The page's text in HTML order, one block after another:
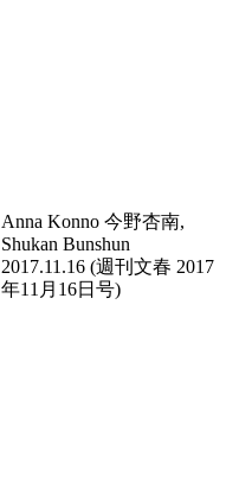
Anna Konno 今野杏南,
Shukan Bunshun
2017.11.16 (週刊文春 2017
年11月16日号)